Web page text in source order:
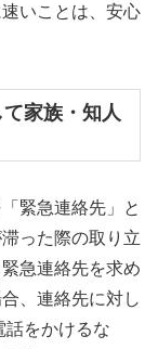
いことは、安心
家族・知人
緊急連絡先」と
った際の取り立
急連絡先を求め
、連絡先に対し
話をかけるな